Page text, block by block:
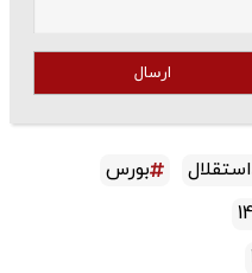
ارسال
استقلال
بورس